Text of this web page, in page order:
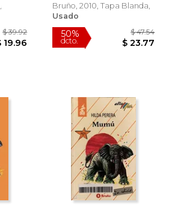
50%
dcto.
Bruño, 2010, Tapa Blanda,
Usado